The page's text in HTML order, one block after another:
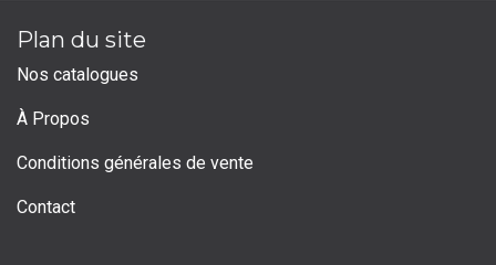
Plan du site
Nos catalogues
À Propos
Conditions générales de vente
Contact